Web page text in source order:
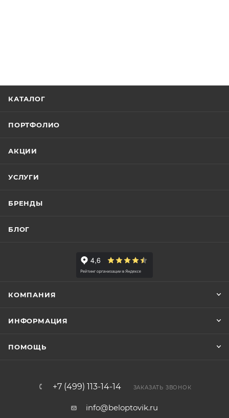
КАТАЛОГ
ПОРТФОЛИО
АКЦИИ
УСЛУГИ
БРЕНДЫ
БЛОГ
КОМПАНИЯ
ИНФОРМАЦИЯ
ПОМОЩЬ
+7 (499) 113-14-14 ЗАКАЗАТЬ ЗВОНОК
info@beloptovik.ru